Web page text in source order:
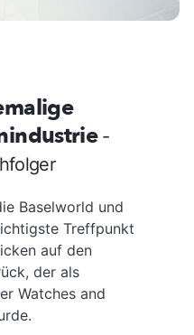
-
Baselworld und
Treffpunkt
auf den
der als
Watches and